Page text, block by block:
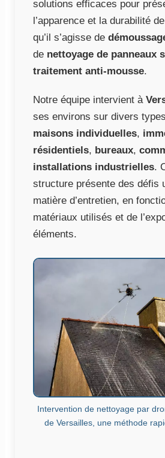
solutions efficaces pour
l’apparence et la durabilité
qu’il s’agisse de
de nettoyage de panneaux
traitement anti-mousse.
Notre équipe intervient à
ses environs sur divers
maisons individuelles,
résidentiels, bureaux,
installations industrielles.
structure présente des défis
matière d’entretien, en
matériaux utilisés et de
éléments.
Intervention de nettoyage par
de Versailles, une méthode